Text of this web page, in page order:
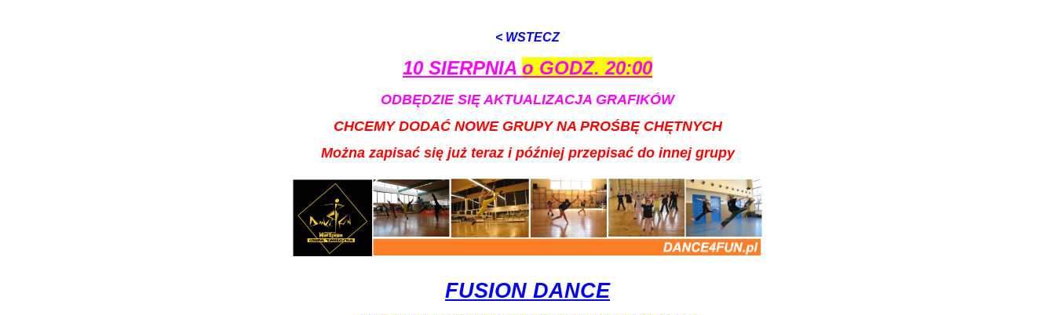
< WSTECZ
10 SIERPNIA o GODZ. 20:00
ODBĘDZIE SIĘ AKTUALIZACJA GRAFIKÓW
CHCEMY DODAĆ NOWE GRUPY NA PROŚBĘ CHĘTNYCH
Można zapisać się już teraz i później przepisać do innej grupy
FUSION DANCE